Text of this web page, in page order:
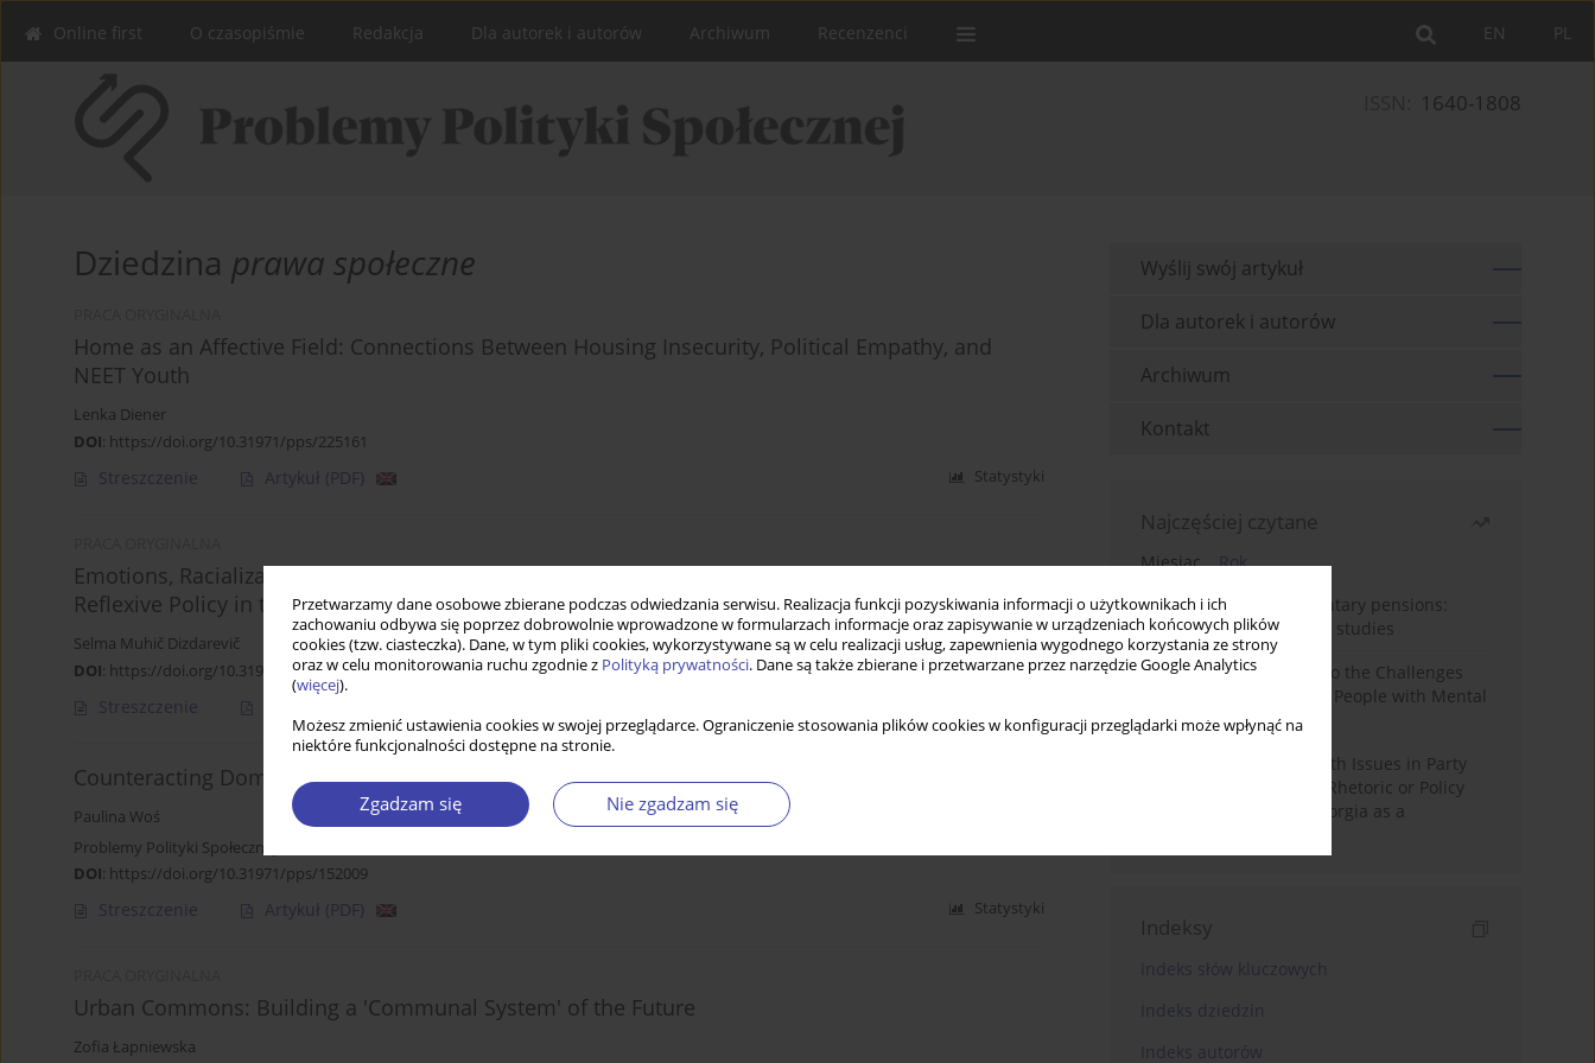
Przetwarzamy dane osobowe zbierane podczas odwiedzania serwisu. Realizacja funkcji pozyskiwania informacji o użytkownikach i ich
zachowaniu odbywa się poprzez dobrowolnie wprowadzone w formularzach informacje oraz zapisywanie w urządzeniach końcowych plików
cookies (tzw. ciasteczka). Dane, w tym pliki cookies, wykorzystywane są w celu realizacji usług, zapewnienia wygodnego korzystania ze strony
oraz w celu monitorowania ruchu zgodnie z Polityką prywatności. Dane są także zbierane i przetwarzane przez narzędzie Google Analytics
(więcej).
Możesz zmienić ustawienia cookies w swojej przeglądarce. Ograniczenie stosowania plików cookies w konfiguracji przeglądarki może wpłynąć na
niektóre funkcjonalności dostępne na stronie.
Zgadzam się Nie zgadzam się
PL
EN
Online first O czasopiśmie Redakcja Dla autorek i autorów Archiwum Recenzenci
1640-1808
Dziedzina prawa społeczne
Home as an Affective Field: Connections Between Housing Insecurity, Political Empathy, and
NEET Youth
Lenka Diener
DOI: https://doi.org/10.31971/pps/225161
Streszczenie Artykuł (PDF) Statystyki
Emotions, Racialization, and Belonging: Roma Lived Experience and the Case for Emotionally
Reflexive Policy in the Czech Republic
Selma Muhič Dizdarevič
DOI: https://doi.org/10.31971/pps/224965
Streszczenie
Counteracting Domestic Violence in The Polish Civil Procedure
Paulina Woś
Problemy Polityki Społecznej 2022;57(2):107-119
DOI: https://doi.org/10.31971/pps/152009
Streszczenie Artykuł (PDF) Statystyki
Urban Commons: Building a 'Communal System' of the Future
Zofia Łapniewska
Wyślij swój artykuł
Dla autorek i autorów
Archiwum
Kontakt
Najczęściej czytane
Miesiąc
Rok
Auto-enrolment in voluntary pensions:
Comparative OECD case studies
Bibliometric Insights into the Challenges
and Needs of Homeless People with Mental
Disorders
The Politicisation of Youth Issues in Party
Programmes: Symbolic Rhetoric or Policy
Priority? The Case of Georgia as a
Indeksy
Indeks słów kluczowych
Indeks dziedzin
Indeks autorów